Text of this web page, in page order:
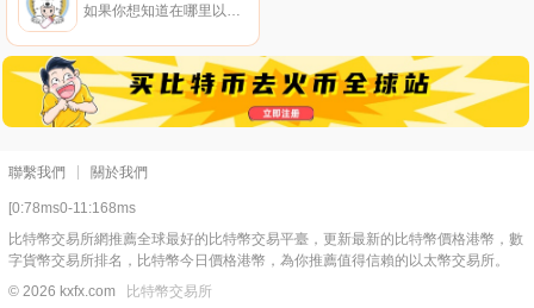
聯繫我們 關於我們
[0:78ms0-11:168ms
比特幣交易所網推薦全球最好的比特幣交易平臺，更新最新的比特幣價格港幣，數
字貨幣交易所排名，比特幣今日價格港幣，為你推薦值得信賴的以太幣交易所。
© 2026 kxfx.com
比特幣交易所